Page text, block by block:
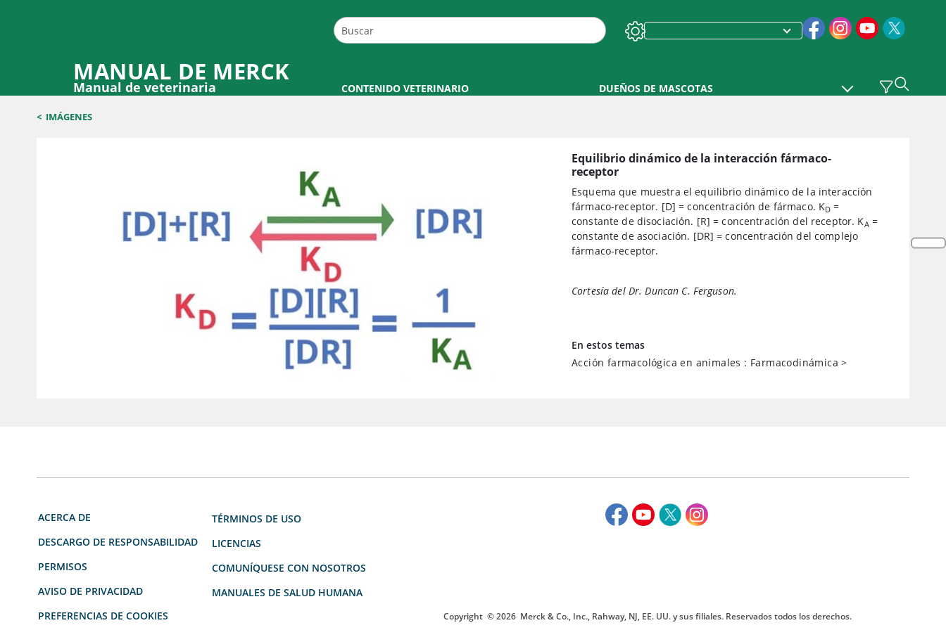
MANUAL DE MERCK
Manual de veterinaria CONTENIDO VETERINARIO DUEÑOS DE MASCOTAS
< IMÁGENES
Equilibrio dinámico de la interacción fármaco-
receptor
Esquema que muestra el equilibrio dinámico de la interacción
fármaco-receptor. [D] = concentración de fármaco. KD =
constante de disociación. [R] = concentración del receptor. KA =
constante de asociación. [DR] = concentración del complejo
fármaco-receptor.
Cortesía del Dr. Duncan C. Ferguson.
En estos temas
Acción farmacológica en animales : Farmacodinámica >
ACERCA DE
DESCARGO DE RESPONSABILIDAD
PERMISOS
AVISO DE PRIVACIDAD
PREFERENCIAS DE COOKIES
TÉRMINOS DE USO
LICENCIAS
COMUNÍQUESE CON NOSOTROS
MANUALES DE SALUD HUMANA
Copyright © 2026 Merck & Co., Inc., Rahway, NJ, EE. UU. y sus filiales. Reservados todos los derechos.